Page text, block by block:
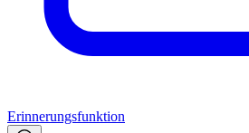
Erinnerungsfunktion